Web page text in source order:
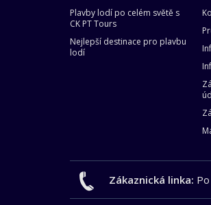
Plavby lodí po celém světě s
CK PT Tours
Nejlepší destinace pro plavbu
lodí
Zákaznická linka: